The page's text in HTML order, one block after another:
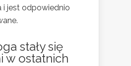
i jest odpowiednio
stały się
w ostatnich